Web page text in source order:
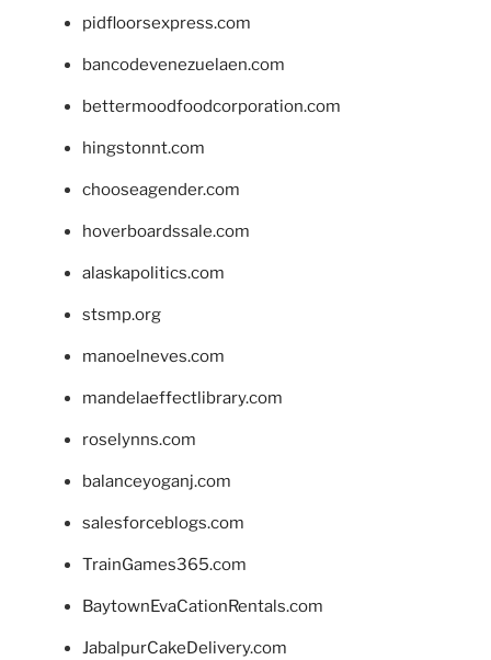
pidfloorsexpress.com
bancodevenezuelaen.com
bettermoodfoodcorporation.com
hingstonnt.com
chooseagender.com
hoverboardssale.com
alaskapolitics.com
stsmp.org
manoelneves.com
mandelaeffectlibrary.com
roselynns.com
balanceyoganj.com
salesforceblogs.com
TrainGames365.com
BaytownEvaCationRentals.com
JabalpurCakeDelivery.com